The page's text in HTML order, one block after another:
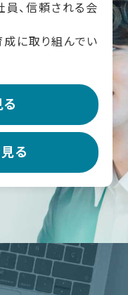
員、信頼される会
に取り組んでい
る